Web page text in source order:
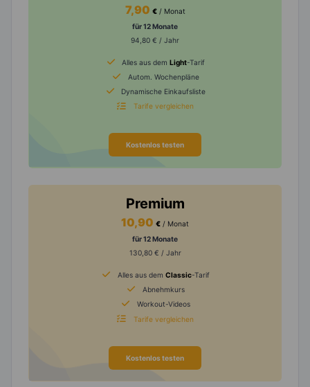
7,90 € / Monat
für 12 Monate
94,80 € / Jahr
Alles aus dem Light-Tarif
Autom. Wochenpläne
Dynamische Einkaufsliste
Tarife vergleichen
Kostenlos testen
Premium
10,90 € / Monat
für 12 Monate
130,80 € / Jahr
Alles aus dem Classic-Tarif
Abnehmkurs
Workout-Videos
Tarife vergleichen
Kostenlos testen